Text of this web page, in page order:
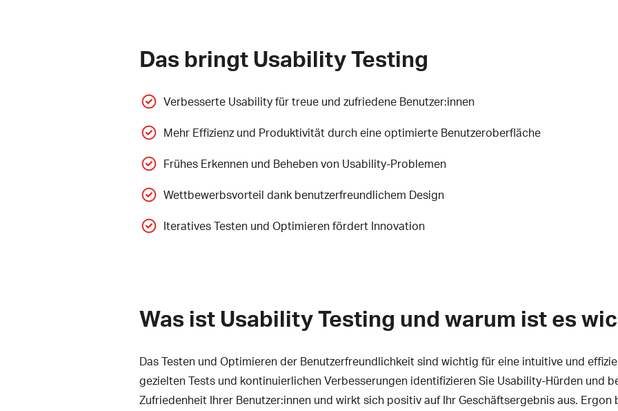
Das bringt Usability Testing
Verbesserte Usability für treue und zufriedene Benutzer:innen
Mehr Effizienz und Produktivität durch eine optimierte Benutzeroberfläche
Frühes Erkennen und Beheben von Usability-Problemen
Wettbewerbsvorteil dank benutzerfreundlichem Design
Iteratives Testen und Optimieren fördert Innovation
Was ist Usability Testing und warum ist es
Das Testen und Optimieren der Benutzerfreundlichkeit sind wichtig für eine intuitive und
gezielten Tests und kontinuierlichen Verbesserungen identifizieren Sie Usability-Hürden und
Zufriedenheit Ihrer Benutzer:innen und wirkt sich positiv auf Ihr Geschäftsergebnis aus. Ergon